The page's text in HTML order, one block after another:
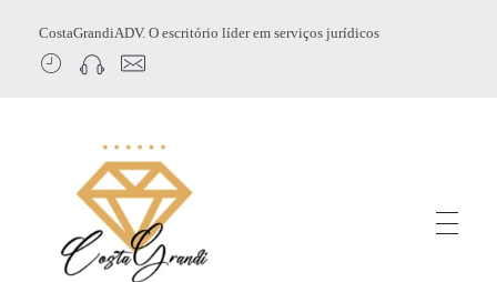
CostaGrandiADV. O escritório líder em serviços jurídicos